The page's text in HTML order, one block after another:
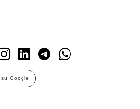
Google